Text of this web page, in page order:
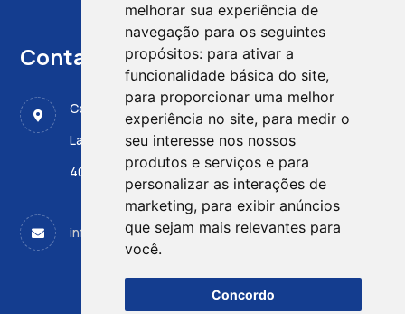
melhorar sua experiência de
navegação para os seguintes
propósitos: para ativar a
funcionalidade básica do site,
para proporcionar uma melhor
experiência no site, para medir o
seu interesse nos nossos
produtos e serviços e para
personalizar as interações de
marketing, para exibir anúncios
que sejam mais relevantes para
você.
Concordo
Contactos
Centro de Medicina Fetal, CMIN - ULS Santo António
Largo da Maternidade de Júlio Dinis 45
4050-651 PORTO
info@apdpn.com